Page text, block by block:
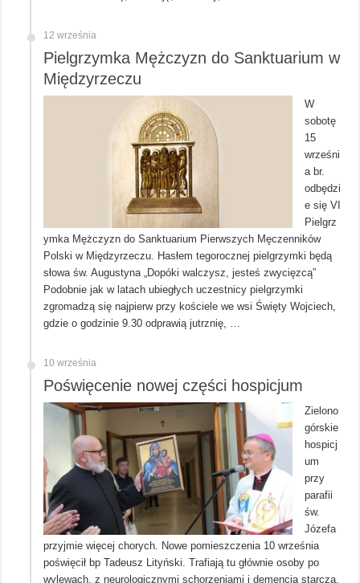
12 września
Pielgrzymka Mężczyzn do Sanktuarium w
Międzyrzeczu
W
sobotę
15
wrześni
a br.
odbędzi
e się VI
Pielgrz
ymka Mężczyzn do Sanktuarium Pierwszych Męczenników
Polski w Międzyrzeczu. Hasłem tegorocznej pielgrzymki będą
słowa św. Augustyna „Dopóki walczysz, jesteś zwycięzcą”
Podobnie jak w latach ubiegłych uczestnicy pielgrzymki
zgromadzą się najpierw przy kościele we wsi Święty Wojciech,
gdzie o godzinie 9.30 odprawią jutrznię, …
10 września
Poświęcenie nowej części hospicjum
Zielono
górskie
hospicj
um
przy
parafii
św.
Józefa
przyjmie więcej chorych. Nowe pomieszczenia 10 września
poświęcił bp Tadeusz Lityński. Trafiają tu głównie osoby po
wylewach, z neurologicznymi schorzeniami i demencją starczą.